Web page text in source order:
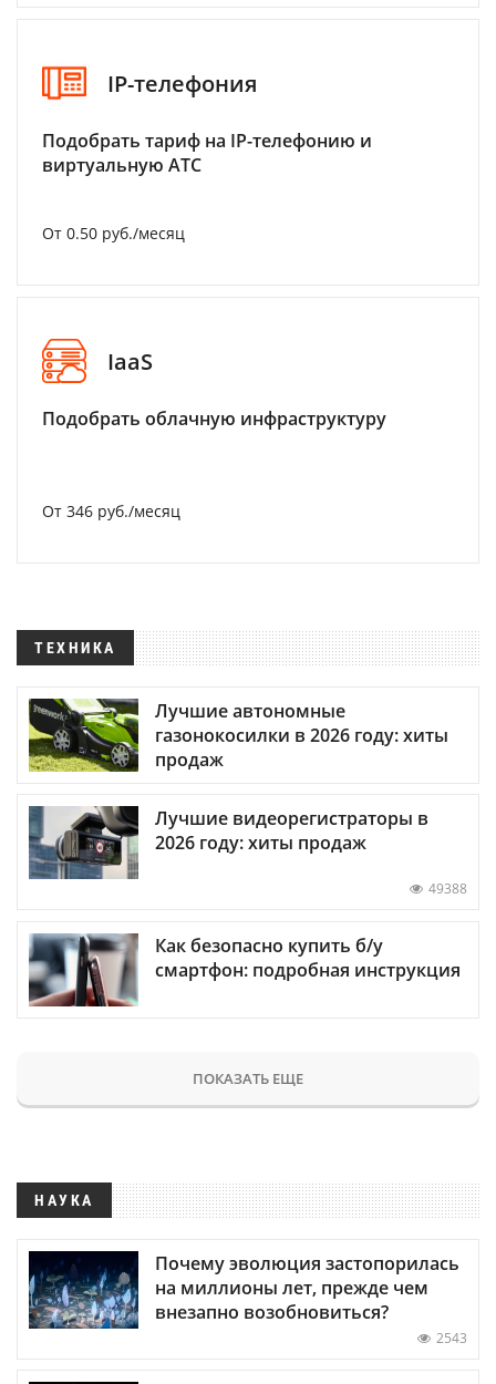
IP-телефония
Подобрать тариф на IP-телефонию и
виртуальную АТС
От 0.50 руб./месяц
IaaS
Подобрать облачную инфраструктуру
От 346 руб./месяц
ТЕХНИКА
Лучшие автономные
газонокосилки в 2026 году: хиты
продаж
Лучшие видеорегистраторы в
2026 году: хиты продаж
49388
Как безопасно купить б/у
смартфон: подробная инструкция
ПОКАЗАТЬ ЕЩЕ
НАУКА
Почему эволюция застопорилась
на миллионы лет, прежде чем
внезапно возобновиться?
2543